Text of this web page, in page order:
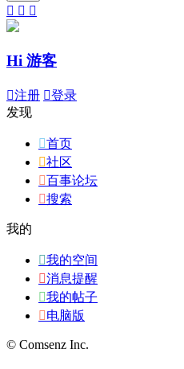
  
Hi 游客
注册 登录
发现
首页
社区
百事论坛
搜索
我的
我的空间
消息提醒
我的帖子
电脑版
© Comsenz Inc.